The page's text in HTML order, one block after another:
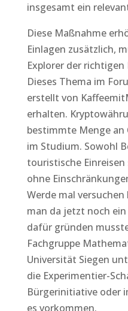
insgesamt ein
Diese Maßnahme
Einlagen zusätzlich,
Explorer der
Dieses Thema im
erstellt von
erhalten.
bestimmte Menge an
im Studium. Sowohl
touristische
ohne
Werde mal
man da jetzt noch
dafür gründen
Fachgruppe
Universität Siegen
die Experimentier-
Bürgerinitiative oder
es vorkommen.